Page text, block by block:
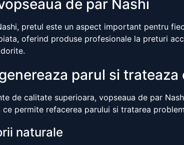
de par Nashi
pretul este un aspect important pentru
oferind produse profesionale la preturi
parul si
de calitate superioara, vopseaua de par
permite refacerea parului si tratarea
naturale